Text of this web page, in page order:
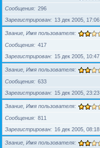
Сообщения
296
Зарегистрирован
13 дек 2005, 17:06
Звание, Имя пользователя
Сообщения
417
Зарегистрирован
15 дек 2005, 10:47
Звание, Имя пользователя
Сообщения
633
Зарегистрирован
15 дек 2005, 23:23
Звание, Имя пользователя
Сообщения
811
Зарегистрирован
16 дек 2005, 08:18
Звание, Имя пользователя